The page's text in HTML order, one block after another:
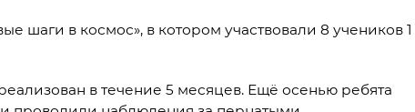
шаги в космос», в котором участвовали 8 учеников 1
в течение 5 месяцев. Ещё осенью ребята